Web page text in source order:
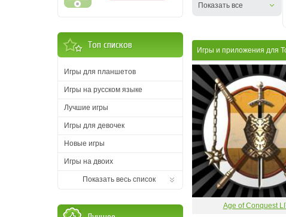
Показать все
Игры и приложения для
Age of Conquest
Топ списков
Игры для планшетов
Игры на русском языке
Лучшие игры
Игры для девочек
Новые игры
Игры на двоих
Показать весь список